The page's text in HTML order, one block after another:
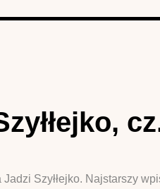
Szyłłejko. Najstarszy